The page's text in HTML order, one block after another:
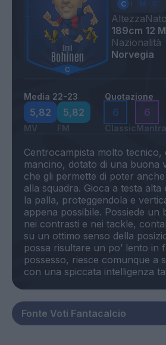
Altezza
189cm 12
Nazionalità
Norvegia
Media 22-23
5,82
MV
5,82
FM
Quotazione
6
Classic
6
Mantra
Centrocampista molto tecnico,
mancino, dotato di una buona
che gli permette di poter
alla squadra. Gioca a testa
la palla, proteggendola e
appena possibile. Possiede un
nei contrasti e nei tackle,
su un ottimo senso della
possa risultare un po’ lento in
possesso, riesce comunque a